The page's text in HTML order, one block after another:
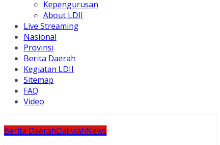
Kepengurusan
About LDII
Live Streaming
Nasional
Provinsi
Berita Daerah
Kegiatan LDII
Sitemap
FAQ
Video
Berita DaerahDakwahNews